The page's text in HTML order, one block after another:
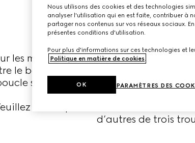
Vous avez déjà
les modèles Double G, vous pouvez
le bord extérieur de la boucle et le
standard, vous pouvez mesurer
noter que certaines ceintures
d’autres de trois
Nous utilisons des cookies et des technologies
analyser l'utilisation qui en est faite, contribuer à
partager nos contenus sur vos réseaux sociaux.
présentes conditions d'utilisation.
Pour plus d'informations sur ces technologies et
Politique en matière de cookies.
PARAMÈTRES DES
OK